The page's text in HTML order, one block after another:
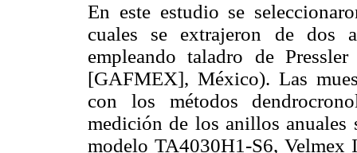
En este estudio se
cuales se extrajeron de dos
empleando taladro de
[GAFMEX], México). Las
con los métodos
medición de los anillos
modelo TA4030H1-S6,